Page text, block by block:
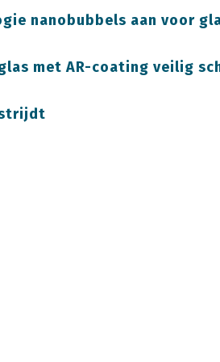
nanobubbels aan voor
met AR-coating veilig